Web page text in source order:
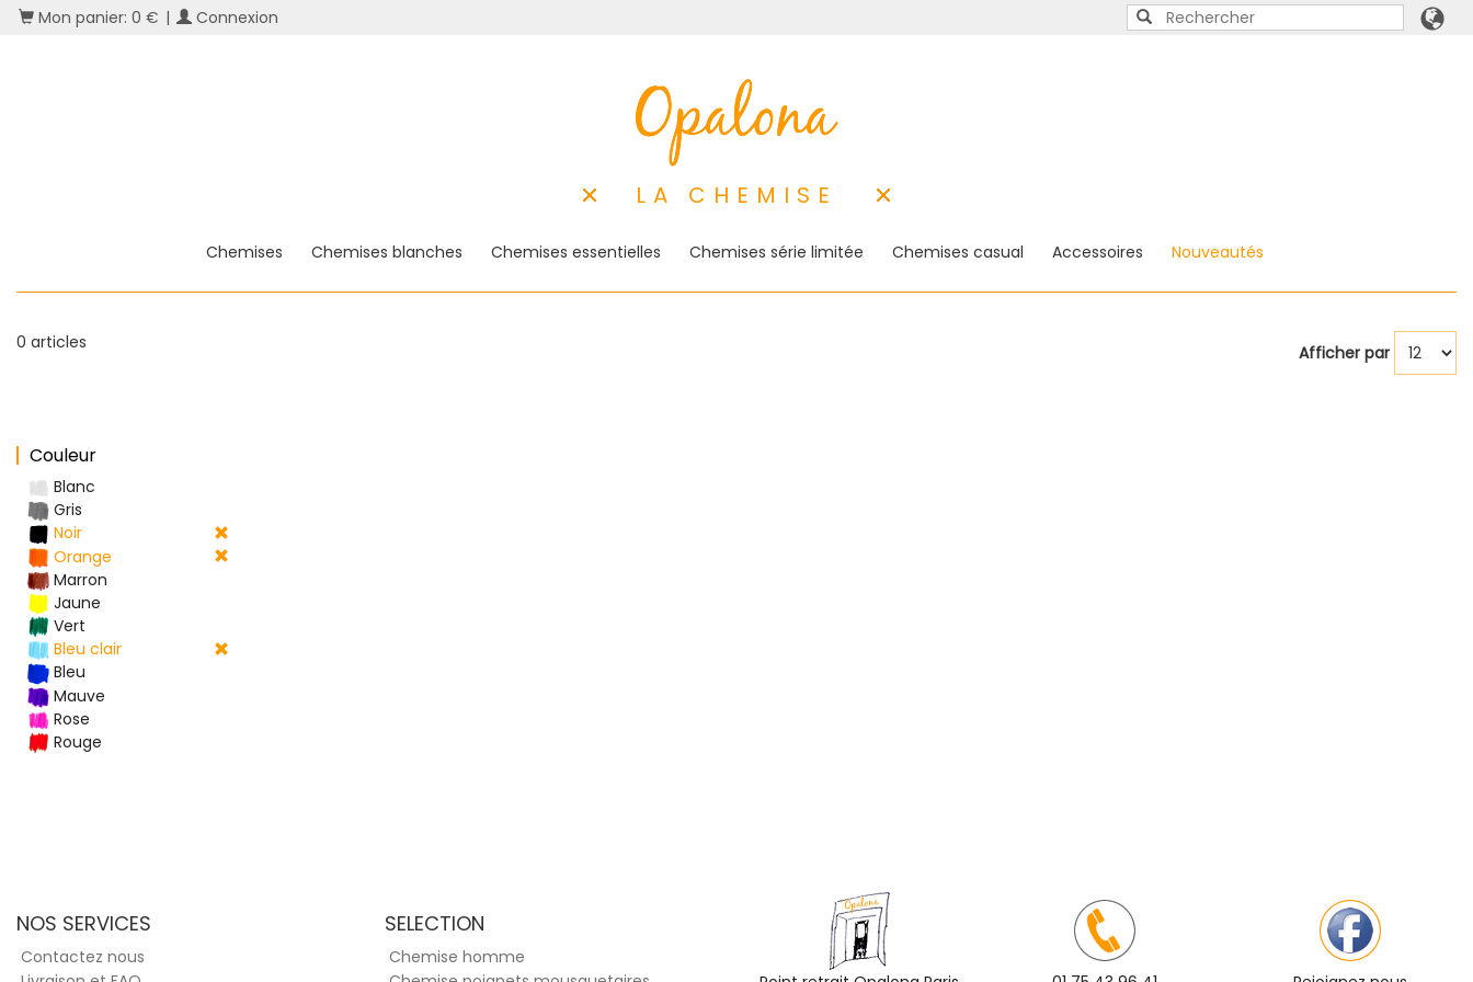
Mon panier: 0 € | Connexion
LA CHEMISE
Chemises Chemises blanches Chemises essentielles Chemises série limitée Chemises casual Accessoires Nouveautés
0 articles Afficher par
Couleur
Blanc
Gris
Noir
Orange
Marron
Jaune
Vert
Bleu clair
Bleu
Mauve
Rose
Rouge
NOS SERVICES
Contactez nous
SELECTION
Chemise homme